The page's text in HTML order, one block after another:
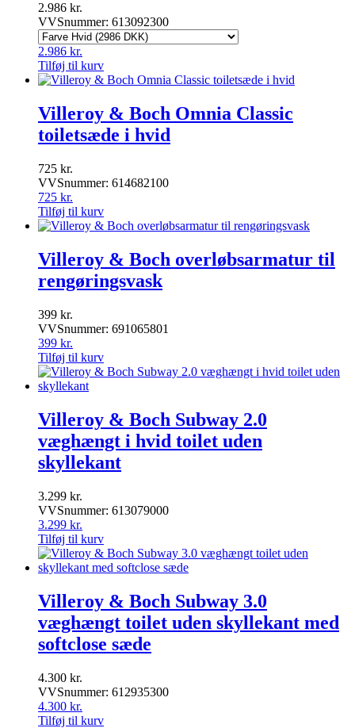
2.986 kr.
VVSnummer: 613092300
2.986 kr.
Tilføj til kurv
Villeroy & Boch Omnia Classic
toiletsæde i hvid
725 kr.
VVSnummer: 614682100
725 kr.
Tilføj til kurv
Villeroy & Boch overløbsarmatur til
rengøringsvask
399 kr.
VVSnummer: 691065801
399 kr.
Tilføj til kurv
Villeroy & Boch Subway 2.0
væghængt i hvid toilet uden
skyllekant
3.299 kr.
VVSnummer: 613079000
3.299 kr.
Tilføj til kurv
Villeroy & Boch Subway 3.0
væghængt toilet uden skyllekant med
softclose sæde
4.300 kr.
VVSnummer: 612935300
4.300 kr.
Tilføj til kurv